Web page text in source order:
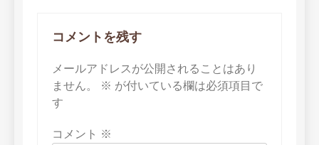
ン
コメントを残す
メールアドレスが公開されることはあり
ません。
※ が付いている欄は必須項目で
す
コメント ※